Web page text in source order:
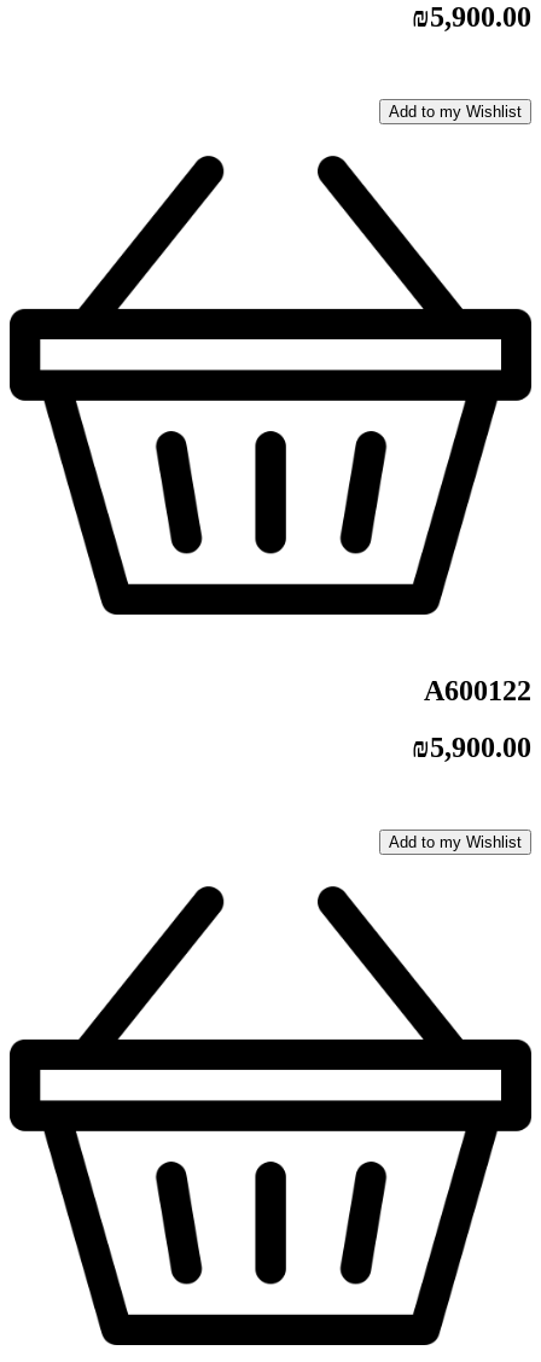
₪5,900.00
Add to my Wishlist
A600122
₪5,900.00
Add to my Wishlist